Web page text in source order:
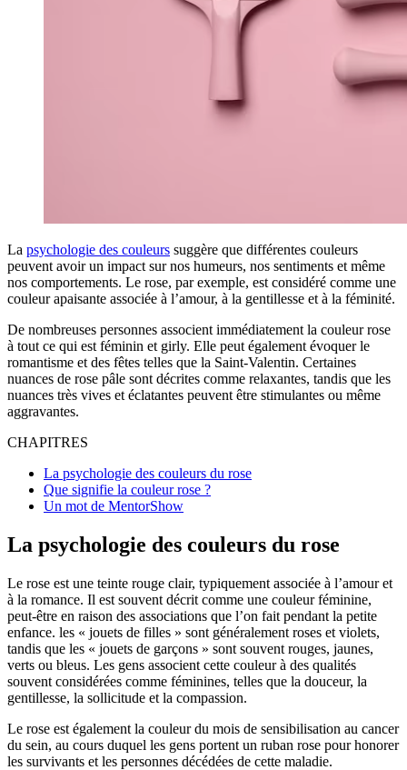
La psychologie des couleurs suggère que différentes couleurs
peuvent avoir un impact sur nos humeurs, nos sentiments et même
nos comportements. Le rose, par exemple, est considéré comme une
couleur apaisante associée à l’amour, à la gentillesse et à la féminité.
De nombreuses personnes associent immédiatement la couleur rose
à tout ce qui est féminin et girly. Elle peut également évoquer le
romantisme et des fêtes telles que la Saint-Valentin. Certaines
nuances de rose pâle sont décrites comme relaxantes, tandis que les
nuances très vives et éclatantes peuvent être stimulantes ou même
aggravantes.
CHAPITRES
La psychologie des couleurs du rose
Que signifie la couleur rose ?
Un mot de MentorShow
La psychologie des couleurs du rose
Le rose est une teinte rouge clair, typiquement associée à l’amour et
à la romance. Il est souvent décrit comme une couleur féminine,
peut-être en raison des associations que l’on fait pendant la petite
enfance. les « jouets de filles » sont généralement roses et violets,
tandis que les « jouets de garçons » sont souvent rouges, jaunes,
verts ou bleus. Les gens associent cette couleur à des qualités
souvent considérées comme féminines, telles que la douceur, la
gentillesse, la sollicitude et la compassion.
Le rose est également la couleur du mois de sensibilisation au cancer
du sein, au cours duquel les gens portent un ruban rose pour honorer
les survivants et les personnes décédées de cette maladie.